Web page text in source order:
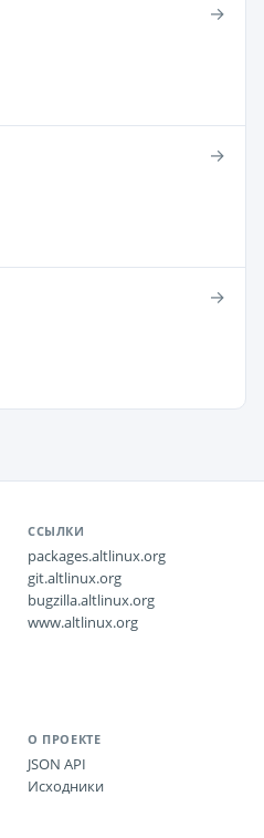
→
→
→
ССЫЛКИ
packages.altlinux.org
git.altlinux.org
bugzilla.altlinux.org
www.altlinux.org
О ПРОЕКТЕ
JSON API
Исходники